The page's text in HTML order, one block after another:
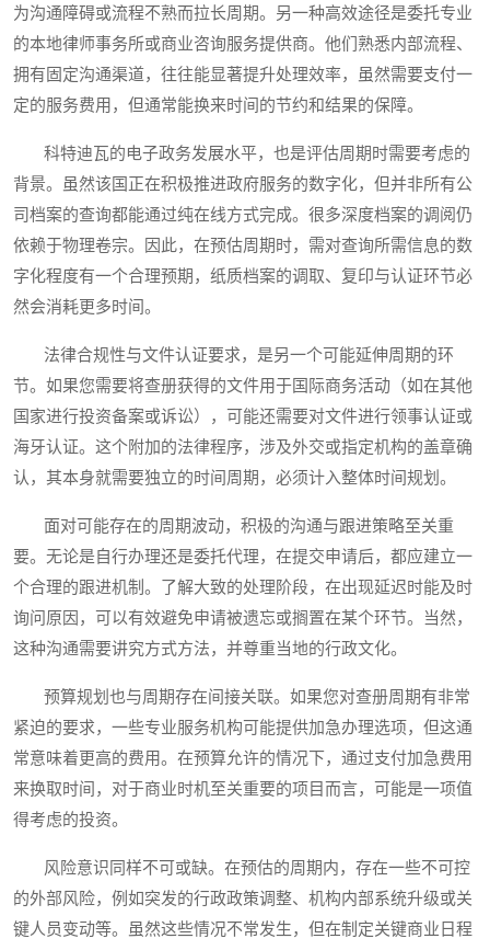
为沟通障碍或流程不熟而拉长周期。另一种高效途径是委托专业
的本地律师事务所或商业咨询服务提供商。他们熟悉内部流程、
拥有固定沟通渠道，往往能显著提升处理效率，虽然需要支付一
定的服务费用，但通常能换来时间的节约和结果的保障。
科特迪瓦的电子政务发展水平，也是评估周期时需要考虑的
背景。虽然该国正在积极推进政府服务的数字化，但并非所有公
司档案的查询都能通过纯在线方式完成。很多深度档案的调阅仍
依赖于物理卷宗。因此，在预估周期时，需对查询所需信息的数
字化程度有一个合理预期，纸质档案的调取、复印与认证环节必
然会消耗更多时间。
法律合规性与文件认证要求，是另一个可能延伸周期的环
节。如果您需要将查册获得的文件用于国际商务活动（如在其他
国家进行投资备案或诉讼），可能还需要对文件进行领事认证或
海牙认证。这个附加的法律程序，涉及外交或指定机构的盖章确
认，其本身就需要独立的时间周期，必须计入整体时间规划。
面对可能存在的周期波动，积极的沟通与跟进策略至关重
要。无论是自行办理还是委托代理，在提交申请后，都应建立一
个合理的跟进机制。了解大致的处理阶段，在出现延迟时能及时
询问原因，可以有效避免申请被遗忘或搁置在某个环节。当然，
这种沟通需要讲究方式方法，并尊重当地的行政文化。
预算规划也与周期存在间接关联。如果您对查册周期有非常
紧迫的要求，一些专业服务机构可能提供加急办理选项，但这通
常意味着更高的费用。在预算允许的情况下，通过支付加急费用
来换取时间，对于商业时机至关重要的项目而言，可能是一项值
得考虑的投资。
风险意识同样不可或缺。在预估的周期内，存在一些不可控
的外部风险，例如突发的行政政策调整、机构内部系统升级或关
键人员变动等。虽然这些情况不常发生，但在制定关键商业日程